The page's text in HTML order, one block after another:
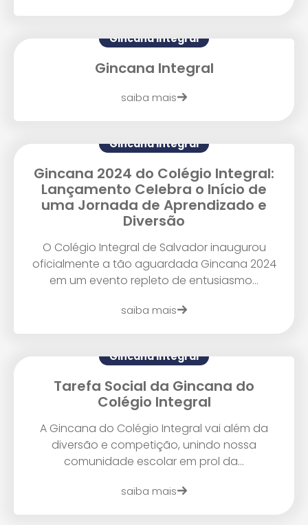
Gincana Integral
Gincana Integral
saiba mais
Gincana Integral
Gincana 2024 do Colégio Integral:
Lançamento Celebra o Início de
uma Jornada de Aprendizado e
Diversão
O Colégio Integral de Salvador inaugurou
oficialmente a tão aguardada Gincana 2024
em um evento repleto de entusiasmo...
saiba mais
Gincana Integral
Tarefa Social da Gincana do
Colégio Integral
A Gincana do Colégio Integral vai além da
diversão e competição, unindo nossa
comunidade escolar em prol da...
saiba mais
Enviar E-mail